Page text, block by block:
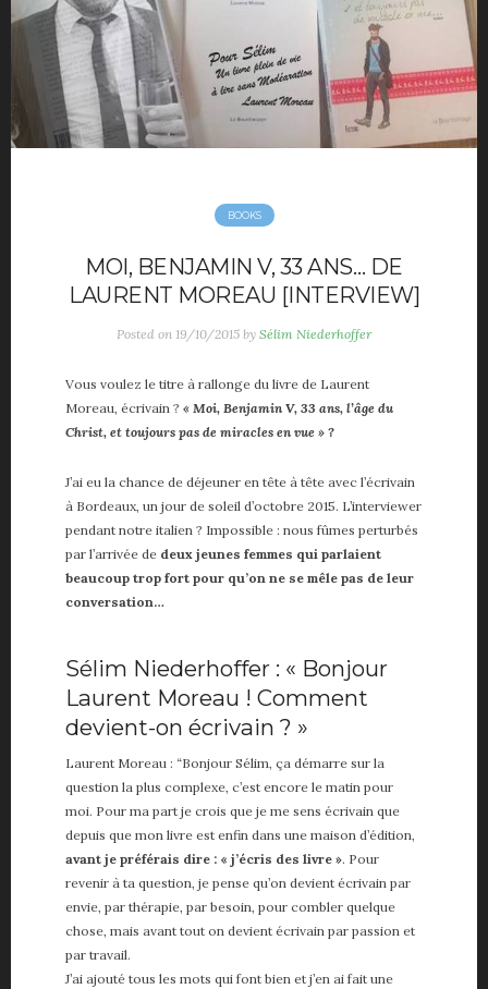
BOOKS
MOI, BENJAMIN V, 33 ANS… DE
LAURENT MOREAU [INTERVIEW]
Posted on 19/10/2015 by Sélim Niederhoffer
Vous voulez le titre à rallonge du livre de Laurent
Moreau, écrivain ? « Moi, Benjamin V, 33 ans, l’âge du
Christ, et toujours pas de miracles en vue » ?
J’ai eu la chance de déjeuner en tête à tête avec l’écrivain
à Bordeaux, un jour de soleil d’octobre 2015. L’interviewer
pendant notre italien ? Impossible : nous fûmes perturbés
par l’arrivée de deux jeunes femmes qui parlaient
beaucoup trop fort pour qu’on ne se mêle pas de leur
conversation…
Sélim Niederhoffer : « Bonjour
Laurent Moreau ! Comment
devient-on écrivain ? »
Laurent Moreau : “Bonjour Sélim, ça démarre sur la
question la plus complexe, c’est encore le matin pour
moi. Pour ma part je crois que je me sens écrivain que
depuis que mon livre est enfin dans une maison d’édition,
avant je préférais dire : « j’écris des livre ». Pour
revenir à ta question, je pense qu’on devient écrivain par
envie, par thérapie, par besoin, pour combler quelque
chose, mais avant tout on devient écrivain par passion et
par travail.
J’ai ajouté tous les mots qui font bien et j’en ai fait une
Music
Opinions
Hotels
Parfum masculin
Restaurant
Productivité
Vie de papa
ME, MYSELF AND I